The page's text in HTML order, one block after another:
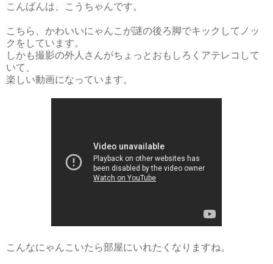
こんばんは、こうちゃんです。
こちら、かわいいにゃんこが謎の後ろ脚でキックしてノッ
クをしています。
しかも撮影の外人さんがちょっとおもしろくアテレコして
いて、
楽しい動画になっています。
こんなにゃんこいたら部屋にいれたくなりますね。